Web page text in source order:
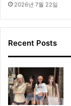
2026년 7월 22일
Recent Posts